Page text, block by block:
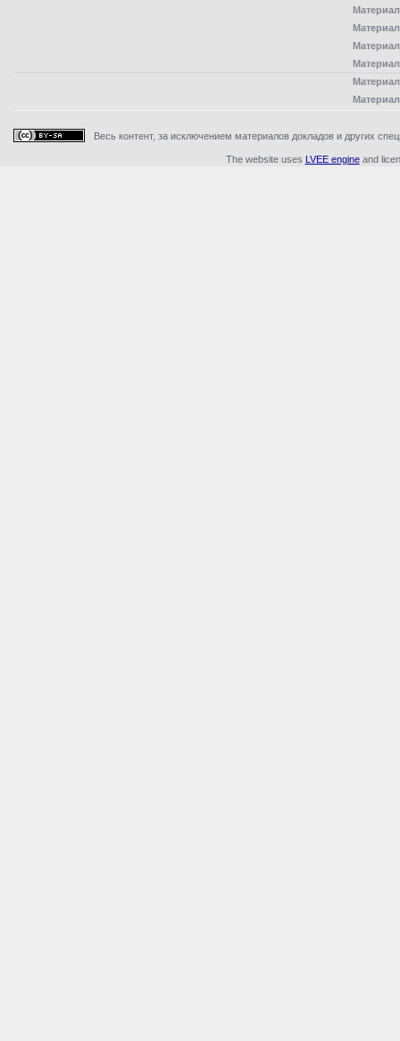
Весь контент, за исключением материалов докладов и других
The website uses LVEE engineand